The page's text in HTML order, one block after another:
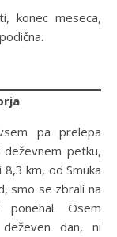
konec meseca,
pa prelepa
petku,
km, od Smuka
smo se zbrali na
Osem
deževen dan, ni